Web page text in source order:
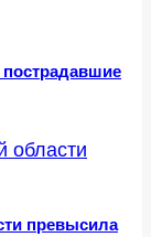
пострадавшие
превысила